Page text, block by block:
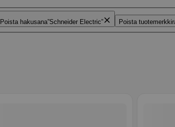
Poista hakusana Schneider Electric Poista